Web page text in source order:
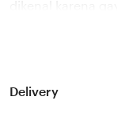
Melalui sistem
pondasi penting
berkembang
Delivery